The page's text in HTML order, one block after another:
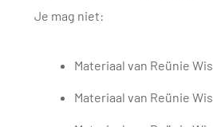
Je mag niet:
Materiaal van Reünie
Materiaal van Reünie